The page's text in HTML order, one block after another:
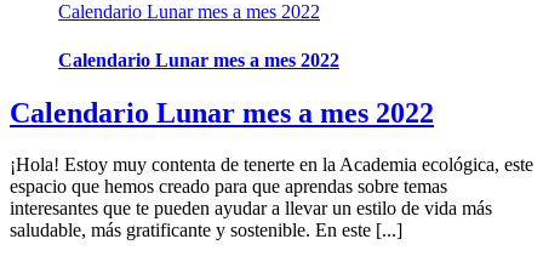
Calendario Lunar mes a mes 2022
Calendario Lunar mes a mes 2022
Calendario Lunar mes a mes 2022
¡Hola! Estoy muy contenta de tenerte en la Academia ecológica, este
espacio que hemos creado para que aprendas sobre temas
interesantes que te pueden ayudar a llevar un estilo de vida más
saludable, más gratificante y sostenible. En este [...]